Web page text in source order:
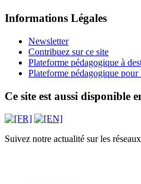
Informations Légales
Newsletter
Contribuez sur ce site
Plateforme pédagogique à
Plateforme pédagogique pour
Ce site est aussi disponible
Suivez notre actualité sur les